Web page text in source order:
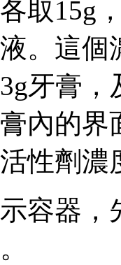
取15g
。這
牙膏，
內的界
性劑濃
容器，